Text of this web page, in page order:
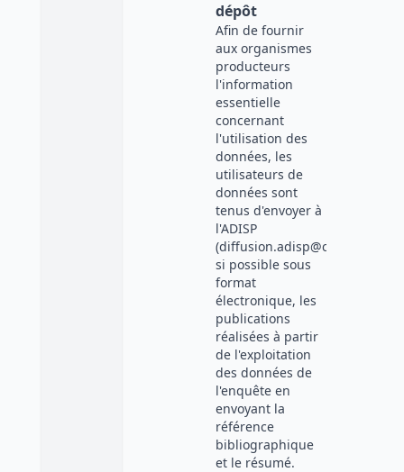
dépôt
Afin de fournir
aux organismes
producteurs
l'information
essentielle
concernant
l'utilisation des
données, les
utilisateurs de
données sont
tenus d'envoyer à
l'ADISP
(diffusion.adisp@cnrs.fr),
si possible sous
format
électronique, les
publications
réalisées à partir
de l'exploitation
des données de
l'enquête en
envoyant la
référence
bibliographique
et le résumé.